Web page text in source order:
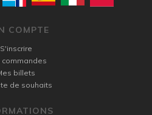
COMPTE
S'inscrire
commandes
billets
de souhaits